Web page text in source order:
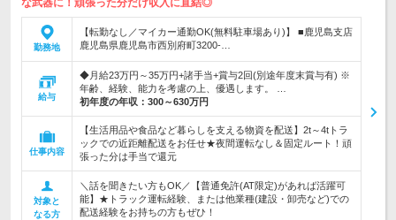
な武器に！頑張った分だけ収入に直結◎
勤務地
【転勤なし／マイカー通勤OK(無料駐車場あり)】 ■鹿児島支店
鹿児島県鹿児島市西別府町3200-…
給与
◆月給23万円～35万円+諸手当+賞与2回(別途年度末賞与有) ※
年齢、経験、能力を考慮の上、優遇します。 …
初年度の年収： 300～630万円
仕事内容
【生活用品や食品など暮らしを支える物資を配送】2t～4tトラ
ックでの近距離配送をお任せ★夜間運転なし＆固定ルート！頑
張った分は手当で還元
対象と
なる方
＼話を聞きたい方もOK／【普通免許(AT限定)があれば活躍可
能】★トラック運転経験、または他業種(建設・卸売など)での
配送経験をお持ちの方もぜひ！